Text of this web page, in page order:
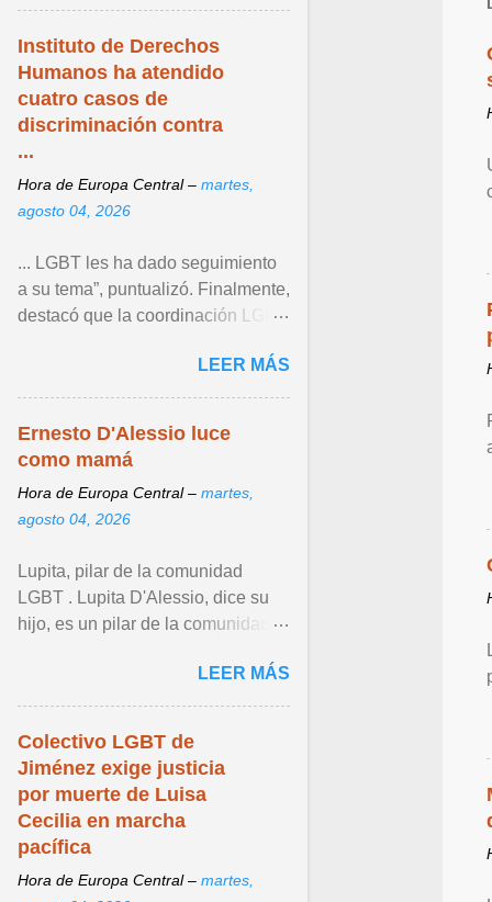
...
Instituto de Derechos
Humanos ha atendido
cuatro casos de
discriminación contra
...
Hora de Europa Central – martes,
agosto 04, 2026
... LGBT les ha dado seguimiento
a su tema”, puntualizó. Finalmente,
destacó que la coordinación LGBT
como un espacio ... Ver articulo ...
LEER MÁS
Ernesto D'Alessio luce
como mamá
Hora de Europa Central – martes,
agosto 04, 2026
Lupita, pilar de la comunidad
LGBT . Lupita D'Alessio, dice su
hijo, es un pilar de la comunidad
interpretaciones generó que sus ...
Ver articulo ...
LEER MÁS
Colectivo LGBT de
Jiménez exige justicia
por muerte de Luisa
Cecilia en marcha
pacífica
Hora de Europa Central – martes,